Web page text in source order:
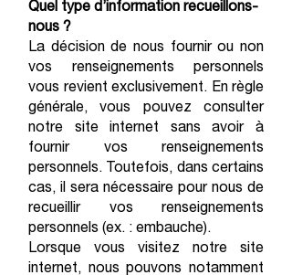
Quel type d’information recueillons-
nous ?
La décision de nous fournir ou non
vos renseignements personnels
vous revient exclusivement. En règle
générale, vous pouvez consulter
notre site internet sans avoir à
fournir vos renseignements
personnels. Toutefois, dans certains
cas, il sera nécessaire pour nous de
recueillir vos renseignements
personnels (ex. : embauche).
Lorsque vous visitez notre site
internet, nous pouvons notamment